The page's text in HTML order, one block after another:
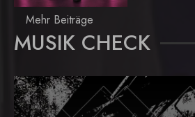
Mehr Beiträge
MUSIK CHECK